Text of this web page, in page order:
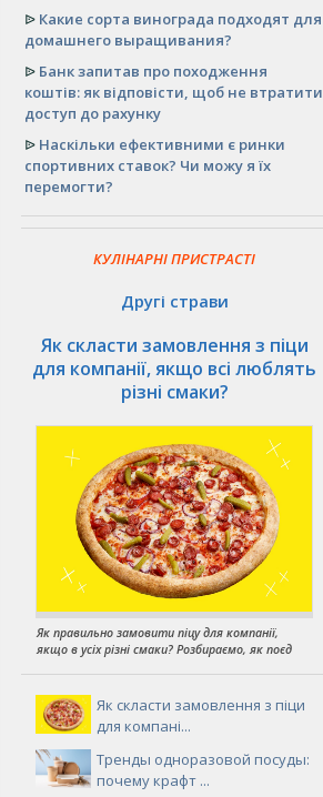
ᐉ Какие сорта винограда подходят для
домашнего выращивания?
ᐉ Банк запитав про походження
коштів: як відповісти, щоб не втратити
доступ до рахунку
ᐉ Наскільки ефективними є ринки
спортивних ставок? Чи можу я їх
перемогти?
КУЛІНАРНІ ПРИСТРАСТІ
Другі страви
Як скласти замовлення з піци
для компанії, якщо всі люблять
різні смаки?
Як правильно замовити піцу для компанії,
якщо в усіх різні смаки? Розбираємо, як поєд
Як скласти замовлення з піци
для компані...
Тренды одноразовой посуды:
почему крафт ...